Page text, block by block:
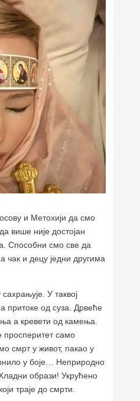
и Метохији да смо
више није достојан
Способни смо све да
чак и децу једни другима
У таквој
притоке од суза. Дрвеће
а кревети од камења.
просперитет само
смрт у живот, пакао у
у боје… Неприродно
образи! Укрућено
траје до смрти.